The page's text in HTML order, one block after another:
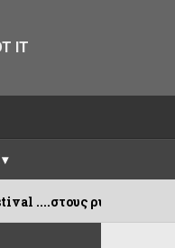
της Μελίνας
IT